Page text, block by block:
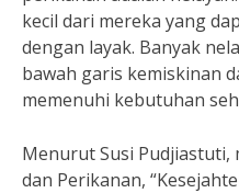
kecil dari mereka yang
dengan layak. Banyak
bawah garis kemiskinan
memenuhi kebutuhan
Menurut Susi
dan Perikanan,